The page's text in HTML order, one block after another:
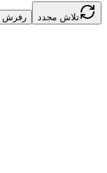
تلاش مجدد رفرش